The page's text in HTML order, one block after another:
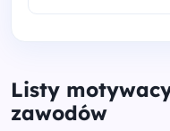
Listy
zawodów